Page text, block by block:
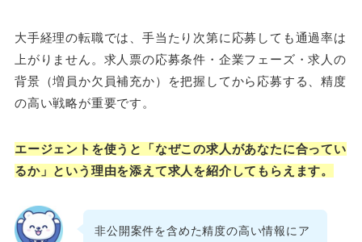
大手経理の転職では、手当たり次第に応募しても通過率は
上がりません。求人票の応募条件・企業フェーズ・求人の
背景（増員か欠員補充か）を把握してから応募する、精度
の高い戦略が重要です。
エージェントを使うと「なぜこの求人があなたに合ってい
るか」という理由を添えて求人を紹介してもらえます。
非公開案件を含めた精度の高い情報にア